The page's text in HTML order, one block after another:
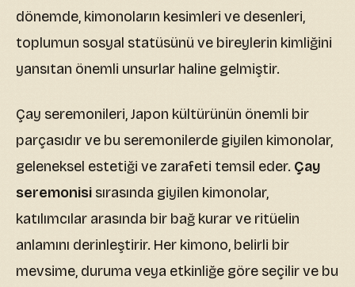
dönemde, kimonoların kesimleri ve desenleri,
toplumun sosyal statüsünü ve bireylerin kimliğini
yansıtan önemli unsurlar haline gelmiştir.
Çay seremonileri, Japon kültürünün önemli bir
parçasıdır ve bu seremonilerde giyilen kimonolar,
geleneksel estetiği ve zarafeti temsil eder. Çay
seremonisi sırasında giyilen kimonolar,
katılımcılar arasında bir bağ kurar ve ritüelin
anlamını derinleştirir. Her kimono, belirli bir
mevsime, duruma veya etkinliğe göre seçilir ve bu